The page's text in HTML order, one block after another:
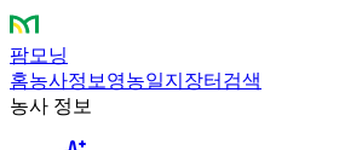
팜모닝
홈농사정보 영농일지 장터 검색
농사 정보